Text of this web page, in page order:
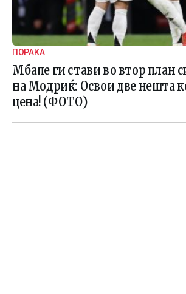
ПОРАКА
Мбапе ги стави во втор план
на Модриќ: Освои две нешта
цена! (ФОТО)